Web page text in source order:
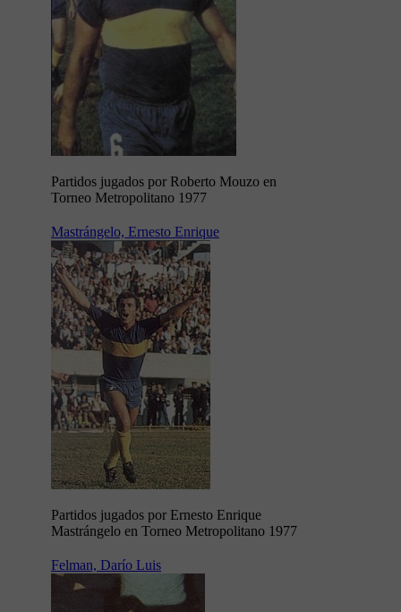
Partidos jugados por Roberto Mouzo en
Torneo Metropolitano 1977
Mastrángelo, Ernesto Enrique
Partidos jugados por Ernesto Enrique
Mastrángelo en Torneo Metropolitano 1977
Felman, Darío Luis